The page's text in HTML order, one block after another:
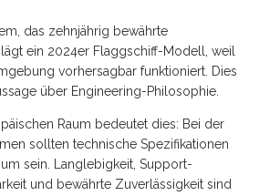
das zehnjährig bewährte
ein 2024er Flaggschiff-Modell, weil
vorhersagbar funktioniert. Dies
über Engineering-Philosophie.
Raum bedeutet dies: Bei der
sollten technische Spezifikationen
sein. Langlebigkeit, Support-
und bewährte Zuverlässigkeit sind